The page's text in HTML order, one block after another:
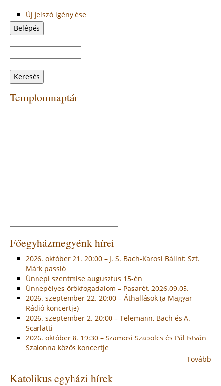
Új jelszó igénylése
Keresés
űrlap
Templomnaptár
Főegyházmegyénk hírei
2026. október 21. 20:00 – J. S. Bach-Karosi Bálint: Szt.
Márk passió
Ünnepi szentmise augusztus 15-én
Ünnepélyes örökfogadalom – Pasarét, 2026.09.05.
2026. szeptember 22. 20:00 – Áthallások (a Magyar
Rádió koncertje)
2026. szeptember 2. 20:00 – Telemann, Bach és A.
Scarlatti
2026. október 8. 19:30 – Szamosi Szabolcs és Pál István
Szalonna közös koncertje
Tovább
Katolikus egyházi hírek